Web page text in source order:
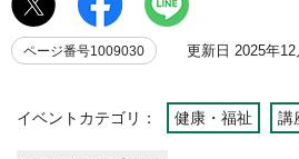
ページ番号1009030 更新日 2025年12
イベントカテゴリ： 健康・福祉 講